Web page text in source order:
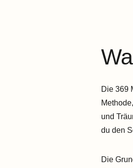
Die 369
und
du den
Die